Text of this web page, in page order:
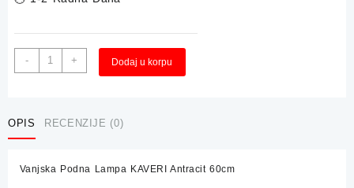
-
Vanjska
Podna
Antracit
+ Dodaj u korpu
OPIS RECENZIJE (0)
Vanjska Podna Lampa KAVERI Antracit 60cm